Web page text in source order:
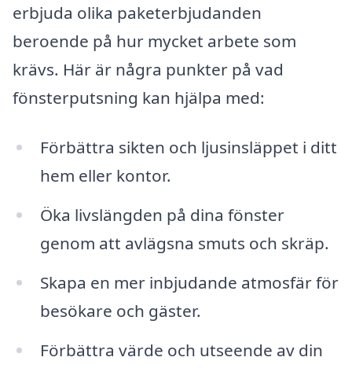
erbjuda olika paketerbjudanden
beroende på hur mycket arbete som
krävs. Här är några punkter på vad
fönsterputsning kan hjälpa med:
Förbättra sikten och ljusinsläppet i ditt
hem eller kontor.
Öka livslängden på dina fönster
genom att avlägsna smuts och skräp.
Skapa en mer inbjudande atmosfär för
besökare och gäster.
Förbättra värde och utseende av din